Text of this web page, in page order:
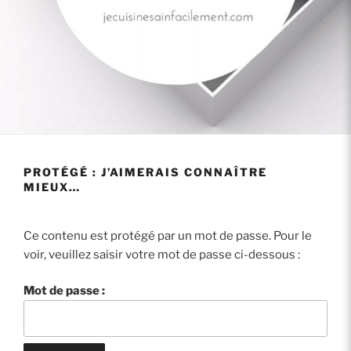
PROTÉGÉ : J’AIMERAIS CONNAÎTRE
MIEUX…
Ce contenu est protégé par un mot de passe. Pour le
voir, veuillez saisir votre mot de passe ci-dessous :
Mot de passe :